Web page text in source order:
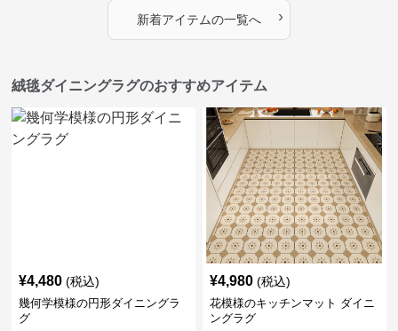
新着アイテムの一覧へ ›
絨毯ダイニングラグのおすすめアイテム
¥4,480 (税込)
幾何学模様の円形ダイニングラ
グ
¥4,980 (税込)
花模様のキッチンマット ダイニ
ングラグ